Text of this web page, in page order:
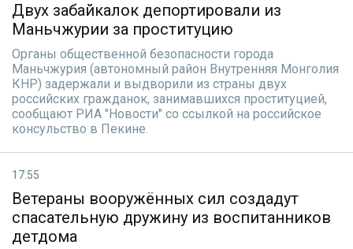
Двух забайкалок депортировали из
Маньчжурии за проституцию
Органы общественной безопасности города
Маньчжурия (автономный район Внутренняя Монголия
КНР) задержали и выдворили из страны двух
российских гражданок, занимавшихся проституцией,
cообщают РИА "Новости" со ссылкой на российское
консульство в Пекине.
17:55
Ветераны вооружённых сил создадут
спасательную дружину из воспитанников
детдома